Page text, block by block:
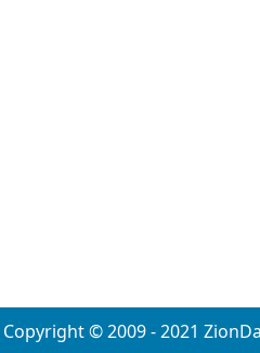
Copyright © 2009 - 2021